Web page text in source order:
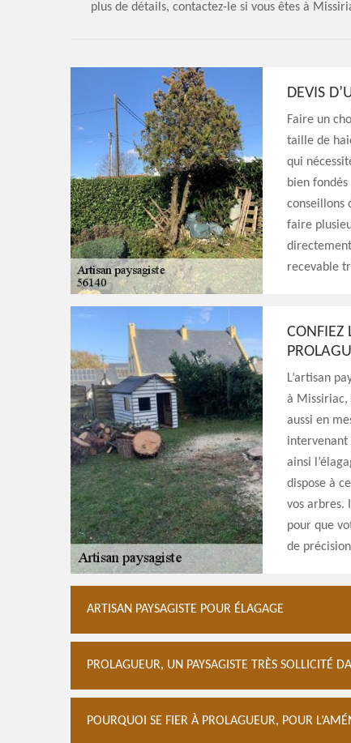
plus de détails, contactez-le si vous êtes à
DEVIS
Faire un
taille de
qui
bien
conseillons
faire
recevable
CONFIEZ
L’artisan
à Missiriac,
aussi en
intervenant
ainsi
dispose à
vos arbres.
pour que
de
ARTISAN PAYSAGISTE POUR ÉLAGAGE
PROLAGUEUR, UN PAYSAGISTE TRÈS SOLLICITÉ
POURQUOI SE FIER À PROLAGUEUR, POUR